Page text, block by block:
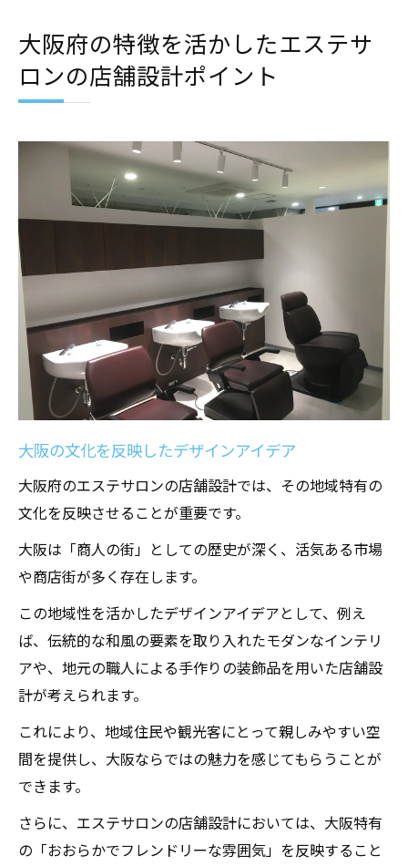
大阪府の特徴を活かしたエステサ
ロンの店舗設計ポイント
大阪の文化を反映したデザインアイデア
大阪府のエステサロンの店舗設計では、その地域特有の
文化を反映させることが重要です。
大阪は「商人の街」としての歴史が深く、活気ある市場
や商店街が多く存在します。
この地域性を活かしたデザインアイデアとして、例え
ば、伝統的な和風の要素を取り入れたモダンなインテリ
アや、地元の職人による手作りの装飾品を用いた店舗設
計が考えられます。
これにより、地域住民や観光客にとって親しみやすい空
間を提供し、大阪ならではの魅力を感じてもらうことが
できます。
さらに、エステサロンの店舗設計においては、大阪特有
の「おおらかでフレンドリーな雰囲気」を反映すること